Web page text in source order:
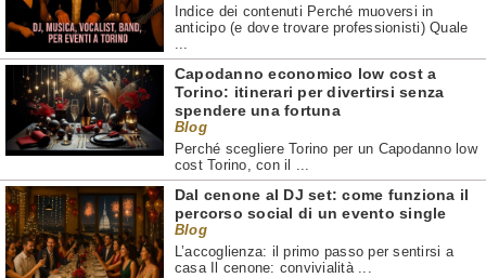
Indice dei contenuti Perché muoversi in
anticipo (e dove trovare professionisti) Quale
...
Capodanno economico low cost a
Torino: itinerari per divertirsi senza
spendere una fortuna
Blog
Perché scegliere Torino per un Capodanno low
cost Torino, con il ...
Dal cenone al DJ set: come funziona il
percorso social di un evento single
Blog
L’accoglienza: il primo passo per sentirsi a
casa Il cenone: convivialità ...